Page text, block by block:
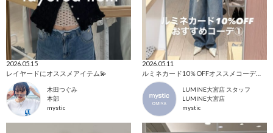
2026.05.15
レイヤードにオススメアイテム💫
木田つぐみ
本部
mystic
2026.05.11
ルミネカード10％OFFオススメコーディネートVOL,１
LUMINE大宮店 スタッフ
LUMINE大宮店
mystic